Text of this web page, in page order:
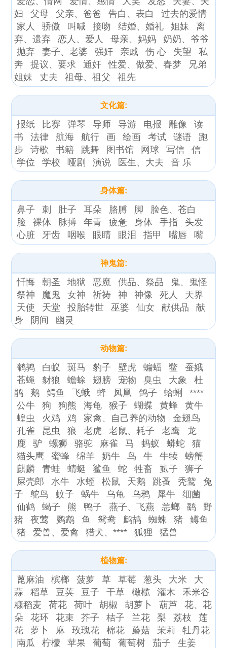
妇
父母 父亲、爸爸 告白、表白
过去的爱情
家人
骄傲 叫喊 接吻 结婚、婚礼 姐妹
离
弃、遗弃
恋人、爱人 母亲、妈妈
奶奶、爷爷
抛弃
妻子、老婆 强奸 亲戚 伤 心 失望
私
奔
提议、要求 通奸 性爱、做爱、春梦
兄弟
姐妹
丈夫 祖母、祖父 祖先
文化篇:
报纸 比赛 弹琴 导师 导游 电报 雕像
读
书
法律 航海 航行 画 绘画 考试 谜语
跑
步
诗歌 书籍 跳舞 图书馆 网球 写信
信
学位
学校 哑剧 演说 医生、大夫 音 乐
身体篇:
鼻子 刺 肚子 耳朵 胳膊 脚
脸色、苍白
脸
裸体 脉搏 年青 疲惫 身体 手指
头发
心脏
牙齿 咽喉 眼睛 眼泪 指甲 嘴唇 嘴
神鬼篇:
忏悔 朝圣 地狱 恶魔 供品、祭品
鬼、鬼怪
祭神
魔鬼 女神 祈祷 神 神像 死人
天界
天使
天堂 投胎转世 巫婆 仙女 献供品
献
身
阴间 幽灵
动物篇:
鹌鹑 白蚁 斑马 豹子 壁虎 蝙蝠 鳖
蚕娥
苍蝇
豺狼 蟾蜍 翅膀 宠物 臭虫 大象
杜
鹃
鹅 鳄鱼 飞蛾 蜂 凤凰 鸽子 蛤蜊
****
公牛
狗 狗熊 海龟 猴子 蝴蝶 黄蜂
黄牛
蝗虫
火鸡 鸡 家禽、自己养的动物
金翅鸟
孔雀
昆虫 狼 老虎 老鼠、耗子 老鹰
龙
鹿
驴 螺狮 骆驼 麻雀 马 蚂蚁 蟒蛇
猫
猫头鹰
蜜蜂 绵羊 奶牛 鸟 牛 牛犊
螃蟹
麒麟
青蛙 蜻蜓 鲨鱼 蛇 牲畜 虱子
狮子
屎壳郎
水牛 水蛭 松鼠 天鹅 跳蚤 秃鹫
兔
子
鸵鸟 蚊子 蜗牛 乌龟 乌鸦 犀牛
细菌
仙鹤
蝎子 熊 鸭子 燕子、飞燕 恙螂 鹞
野
猪
夜莺 鹦鹉 鱼 鸳鸯 鹧鸪 蜘蛛 猪
鳟鱼
猪
爱兽、爱禽 猎犬、**** 狐狸 猛兽
植物篇:
蓖麻油 槟榔 菠萝 草 草莓 葱头 大米
大
蒜
稻草 豆荚 豆子 干草 橄榄 灌木
禾米谷
糠稻麦
荷花 荷叶 胡椒 胡萝卜 葫芦
花、花
朵
花环 花束 芥子 桔子 兰花 梨 荔枝
莲
花
萝卜 麻 玫瑰花 棉花 蘑菇 茉莉
牡丹花
南瓜
柠檬 苹果 葡萄 葡萄树 茄子
生姜